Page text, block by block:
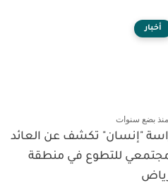
أخبار
منذ بضع سنوات
"إنسان" تكشف عن العائد
للتطوع في منطقة